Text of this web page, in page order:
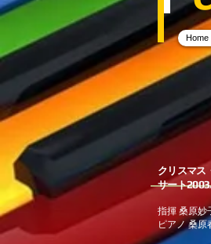
Home
クリスマス
サート
指揮 桑原妙
ピアノ 桑原